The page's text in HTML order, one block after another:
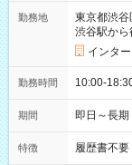
勤務地
東京都渋谷
渋谷駅か
インタ
勤務時間 10:00-
期間 即日～長
特徴 履歴書不要